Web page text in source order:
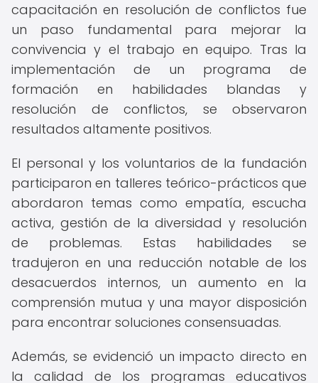
capacitación en resolución de conflictos fue
un paso fundamental para mejorar la
convivencia y el trabajo en equipo. Tras la
implementación de un programa de
formación en habilidades blandas y
resolución de conflictos, se observaron
resultados altamente positivos.
El personal y los voluntarios de la fundación
participaron en talleres teórico-prácticos que
abordaron temas como empatía, escucha
activa, gestión de la diversidad y resolución
de problemas. Estas habilidades se
tradujeron en una reducción notable de los
desacuerdos internos, un aumento en la
comprensión mutua y una mayor disposición
para encontrar soluciones consensuadas.
Además, se evidenció un impacto directo en
la calidad de los programas educativos